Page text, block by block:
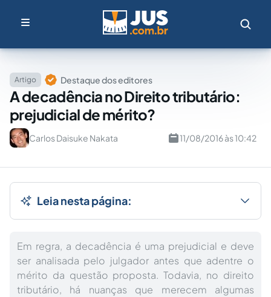
Artigo Destaque dos editores
A decadência no Direito tributário:
prejudicial de mérito?
Carlos Daisuke Nakata 11/08/2016 às 10:42
Leia nesta página:
Em regra, a decadência é uma prejudicial e deve
ser analisada pelo julgador antes que adentre o
mérito da questão proposta. Todavia, no direito
tributário, há nuanças que merecem algumas